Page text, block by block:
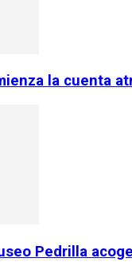
la cuenta
Pedrilla